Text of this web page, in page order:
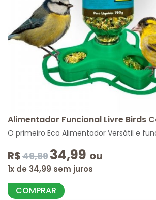
Alimentador Funcional Livre Birds
O primeiro Eco Alimentador Versátil e
R$49,9934,99 ou
1x de 34,99 sem juros
COMPRAR